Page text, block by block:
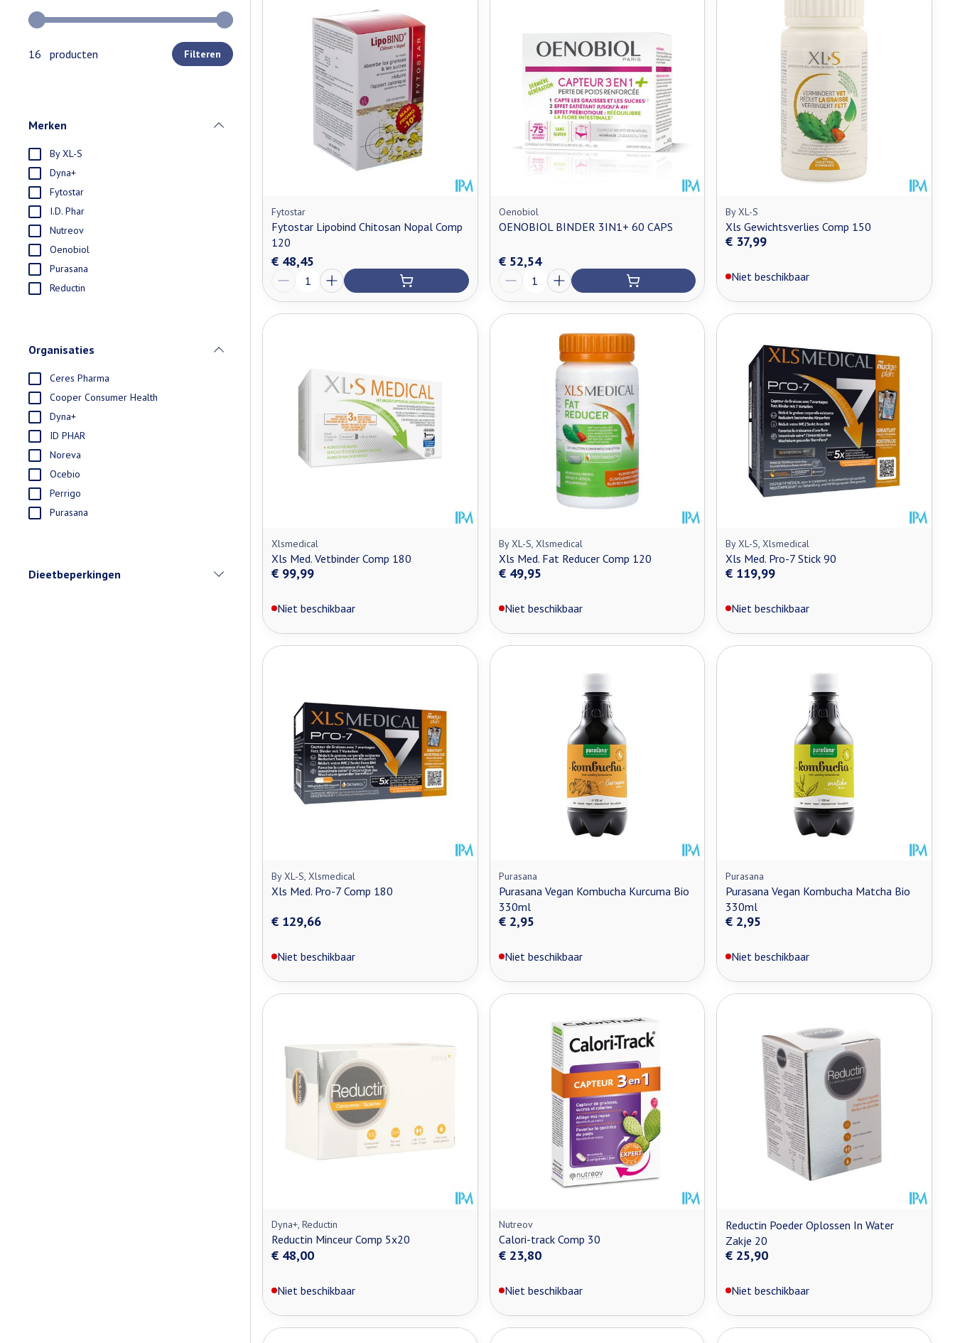
Gebruik de pijltjestoetsen links en rechts om de minimale en maximale prijswaarden aan te passen.
16 producten Filteren
Merken
By XL-S
Dyna+
Fytostar
I.D. Phar
Nutreov
Oenobiol
Purasana
Reductin
Organisaties
Ceres Pharma
Cooper Consumer Health
Dyna+
ID PHAR
Noreva
Ocebio
Perrigo
Purasana
Dieetbeperkingen
Fytostar
Fytostar Lipobind Chitosan Nopal Comp
120
€ 48,45
Oenobiol
OENOBIOL BINDER 3IN1+ 60 CAPS
€ 52,54
By XL-S
Xls Gewichtsverlies Comp 150
€ 37,99
Niet beschikbaar
Xlsmedical
Xls Med. Vetbinder Comp 180
€ 99,99
Niet beschikbaar
By XL-S, Xlsmedical
Xls Med. Fat Reducer Comp 120
€ 49,95
Niet beschikbaar
By XL-S, Xlsmedical
Xls Med. Pro-7 Stick 90
€ 119,99
Niet beschikbaar
By XL-S, Xlsmedical
Xls Med. Pro-7 Comp 180
€ 129,66
Niet beschikbaar
Purasana
Purasana Vegan Kombucha Kurcuma Bio
330ml
€ 2,95
Niet beschikbaar
Purasana
Purasana Vegan Kombucha Matcha Bio
330ml
€ 2,95
Niet beschikbaar
Dyna+, Reductin
Reductin Minceur Comp 5x20
€ 48,00
Niet beschikbaar
Nutreov
Calori-track Comp 30
€ 23,80
Niet beschikbaar
Reductin Poeder Oplossen In Water
Zakje 20
€ 25,90
Niet beschikbaar